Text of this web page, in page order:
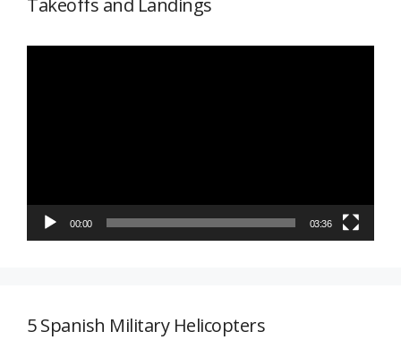
Takeoffs and Landings
00:00 03:36
5 Spanish Military Helicopters